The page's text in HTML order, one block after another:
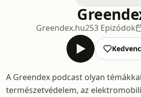
Greendex.hu253 Epizódok
A Greendex podcast olyan
természetvédelem, az